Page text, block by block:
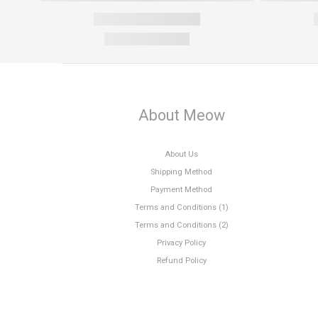
About Meow
About Us
Shipping Method
Payment Method
Terms and Conditions (1)
Terms and Conditions (2)
Privacy Policy
Refund Policy